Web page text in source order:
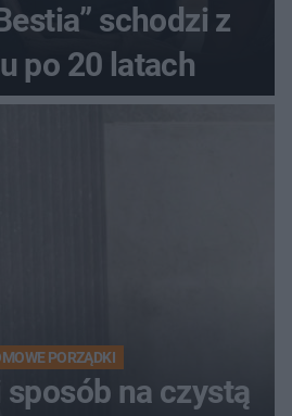
schodzi z
po 20 latach
PORZĄDKI
na czystą